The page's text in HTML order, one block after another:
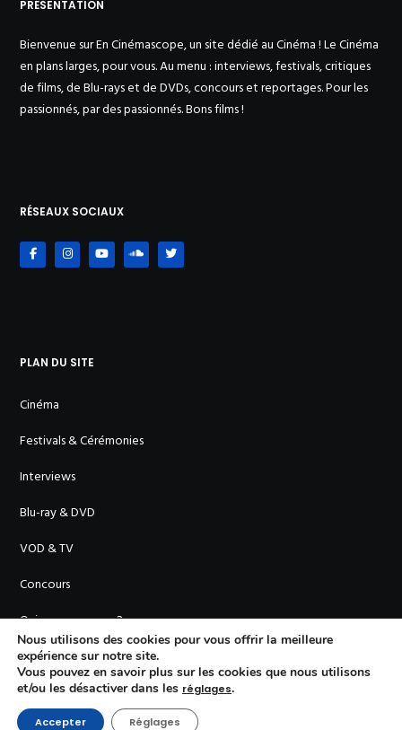
PRÉSENTATION
Bienvenue sur En Cinémascope, un site dédié au Cinéma ! Le Cinéma
en plans larges, pour vous. Au menu : interviews, festivals, critiques
de films, de Blu-rays et de DVDs, concours et reportages. Pour les
passionnés, par des passionnés. Bons films !
RÉSEAUX SOCIAUX
PLAN DU SITE
Cinéma
Festivals & Cérémonies
Interviews
Blu-ray & DVD
VOD & TV
Concours
Qui sommes-nous ?
Nous utilisons des cookies pour vous offrir la meilleure
expérience sur notre site.
Vous pouvez en savoir plus sur les cookies que nous utilisons
et/ou les désactiver dans les réglages.
Accepter Réglages